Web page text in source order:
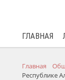
ГЛАВНАЯ
Главная
Республике